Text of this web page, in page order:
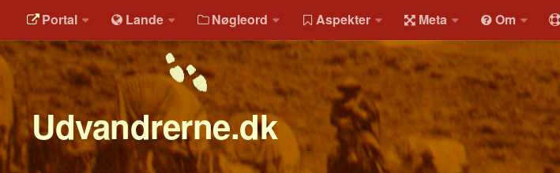
Portal Lande Nøgleord Aspekter Meta Om
Udvandrerne.dk